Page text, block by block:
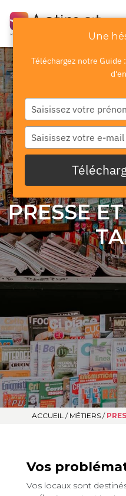
PRESSE
ACCUEIL/ MÉTIERS/
Vos
Vos locaux sont
Une
Téléchargez notre Guide
SAISISSEZ
VOTRE
NOM
SAISISSEZ
VOTRE
E-